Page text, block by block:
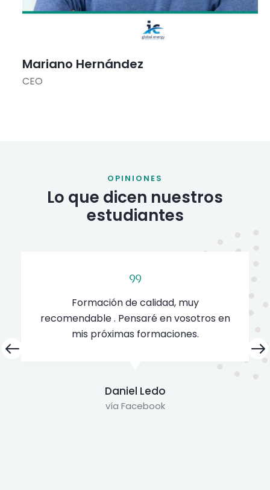
Mariano Hernández
CEO
OPINIONES
Lo que dicen nuestros
estudiantes
Formación de calidad, muy
recomendable . Pensaré en vosotros en
mis próximas formaciones.
Daniel Ledo
vía Facebook